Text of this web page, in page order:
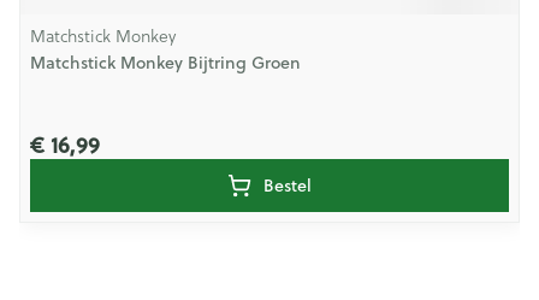
Matchstick Monkey
Matchstick Monkey Bijtring Groen
€ 16,99
Bestel